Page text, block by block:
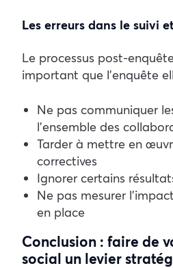
Les erreurs dans le suivi
Le processus post-
important que l’enquête
Ne pas communiquer
l’ensemble des
Tarder à mettre en
correctives
Ignorer certains
Ne pas mesurer
en place
Conclusion : faire de
social un levier